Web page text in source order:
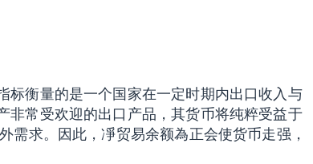
标衡量的是一个国家在一定时期内出口收入与
非常受欢迎的出口产品，其货币将纯粹受益于
需求。因此，凈贸易余额為正会使货币走强，